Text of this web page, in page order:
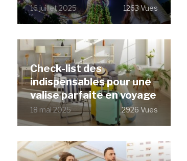
16 juillet 2025 1263 Vues
Check-list des
indispensables pour une
valise parfaite en voyage
18 mai 2025 2926 Vues